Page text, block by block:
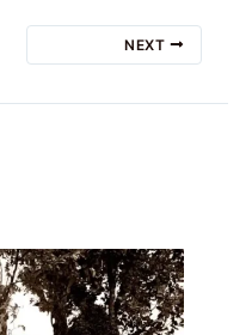
NEXT